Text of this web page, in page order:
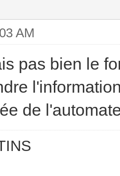
AM
pas bien le
de